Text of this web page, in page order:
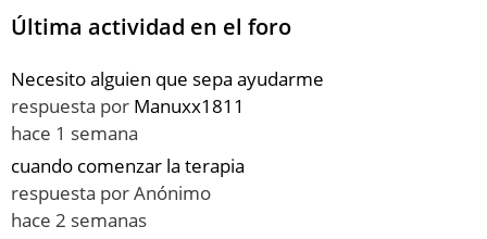
Última actividad en el foro
Necesito alguien que sepa ayudarme
respuesta por Manuxx1811
hace 1 semana
cuando comenzar la terapia
respuesta porAnónimo
hace 2 semanas